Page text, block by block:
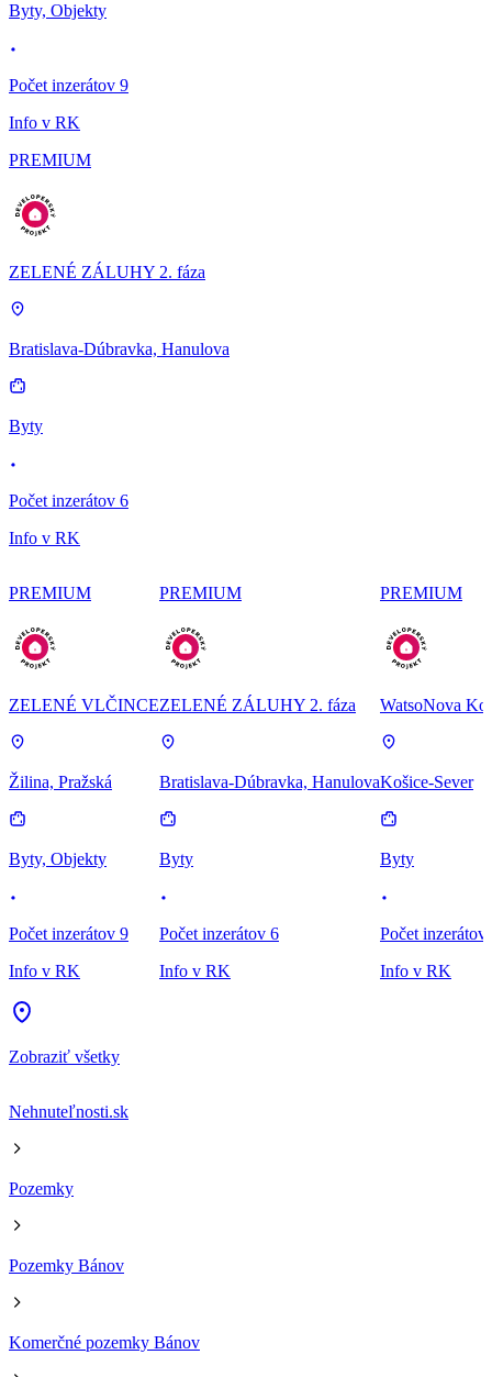
Byty, Objekty
Počet inzerátov 9
Info v RK
PREMIUM
ZELENÉ ZÁLUHY 2. fáza
Bratislava-Dúbravka, Hanulova
Byty
Počet inzerátov 6
Info v RK
PREMIUM
ZELENÉ VLČINCE
Žilina, Pražská
Byty, Objekty
Počet inzerátov 9
Info v RK
PREMIUM
ZELENÉ ZÁLUHY 2. fáza
Bratislava-Dúbravka, Hanulova
Byty
Počet inzerátov 6
Info v RK
PREMIUM
WatsoNova
Košice-Sever
Byty
Počet inzerátov
Info v RK
Zobraziť všetky
Nehnuteľnosti.sk
Pozemky
Pozemky Bánov
Komerčné pozemky Bánov